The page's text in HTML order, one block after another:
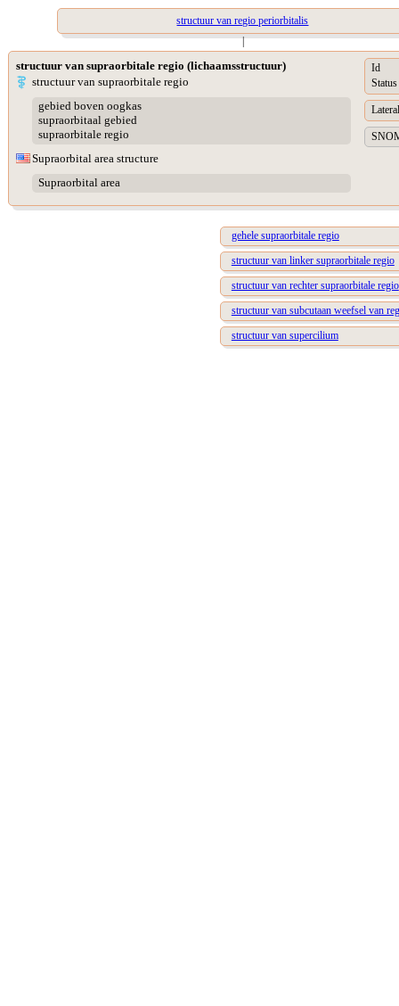
structuur van regio periorbitalis
|
structuur van supraorbitale regio (lichaamsstructuur)
structuur van supraorbitale regio
gebied boven oogkas
supraorbitaal gebied
supraorbitale regio
Supraorbital area structure
Supraorbital area
Id
Status
gehele supraorbitale regio
structuur van linker supraorbitale regio
structuur van rechter supraorbitale regio
structuur van subcutaan weefsel van
structuur van supercilium